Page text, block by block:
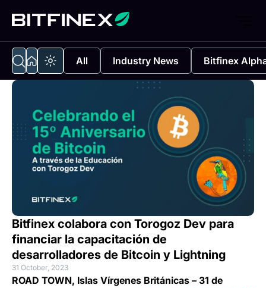
All Industry News Bitfinex
Bitfinex colabora con Torogoz Dev para
financiar la capacitación de
desarrolladores de Bitcoin y Lightning
31 October, 2023
ROAD TOWN, Islas Vírgenes Británicas – 31 de